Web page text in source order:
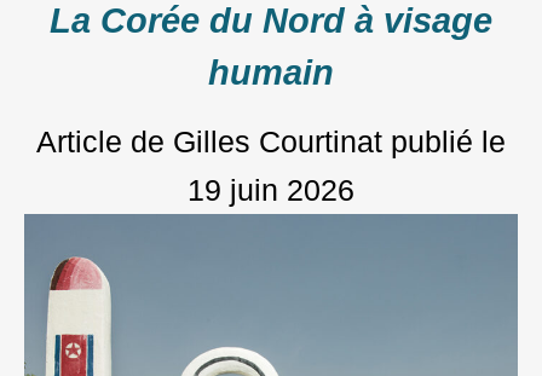
La Corée du Nord à visage
humain
Article de Gilles Courtinat publié le
19 juin 2026